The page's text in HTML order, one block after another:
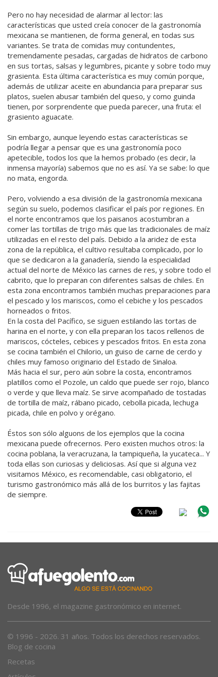
Pero no hay necesidad de alarmar al lector: las
características que usted creía conocer de la gastronomía
mexicana se mantienen, de forma general, en todas sus
variantes. Se trata de comidas muy contundentes,
tremendamente pesadas, cargadas de hidratos de carbono
en sus tortas, salsas y legumbres, picante y sobre todo muy
grasienta. Esta última característica es muy común porque,
además de utilizar aceite en abundancia para preparar sus
platos, suelen abusar también del queso, y como guinda
tienen, por sorprendente que pueda parecer, una fruta: el
grasiento aguacate.
Sin embargo, aunque leyendo estas características se
podría llegar a pensar que es una gastronomía poco
apetecible, todos los que la hemos probado (es decir, la
inmensa mayoría) sabemos que no es así. Ya se sabe: lo que
no mata, engorda.
Pero, volviendo a esa división de la gastronomía mexicana
según su suelo, podemos clasificar el país por regiones. En
el norte encontramos que los paisanos acostumbran a
comer las tortillas de trigo más que las tradicionales de maíz
utilizadas en el resto del país. Debido a la aridez de esta
zona de la república, el cultivo resultaba complicado, por lo
que se dedicaron a la ganadería, siendo la especialidad
actual del norte de México las carnes de res, y sobre todo el
cabrito, que lo preparan con diferentes salsas de chiles. En
esta zona encontramos también muchas preparaciones para
el pescado y los mariscos, como el cebiche y los pescados
horneados o fritos.
En la costa del Pacífico, se siguen estilando las tortas de
harina en el norte, y con ella preparan los tacos rellenos de
mariscos, cócteles, cebices y pescados fritos. En esta zona
se cocina también el Chilorio, un guiso de carne de cerdo y
chiles muy famoso originario del Estado de Sinaloa.
Más hacia el sur, pero aún sobre la costa, encontramos
platillos como el Pozole, un caldo que puede ser rojo, blanco
o verde y que lleva maíz. Se sirve acompañado de tostadas
de tortilla de maíz, rábano picado, cebolla picada, lechuga
picada, chile en polvo y orégano.
Éstos son sólo alguons de los ejemplos que la cocina
mexicana puede ofrecernos. Pero existen muchos otros: la
cocina poblana, la veracruzana, la tampiqueña, la yucateca... Y
toda ellas son curiosas y deliciosas. Así que si alguna vez
visitamos México, es recomendable, casi obligatorio, el
turismo gastronómico más allá de los burritos y las fajitas
de siempre.
Desde 1996, el magazine gastronómico en internet.
© 1996 - 2026. 31 años. Todos los derechos reservados.
Blog de cocina
Recetas